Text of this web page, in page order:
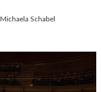
Michaela Schabel